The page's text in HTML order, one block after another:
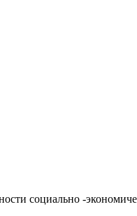
социально -